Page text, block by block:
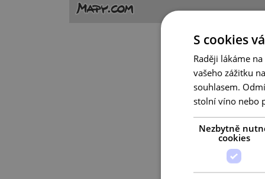
S cookies
Raději lákáme
vašeho zážitku
souhlasem.
stolní víno nebo
Nezbytně
cookies